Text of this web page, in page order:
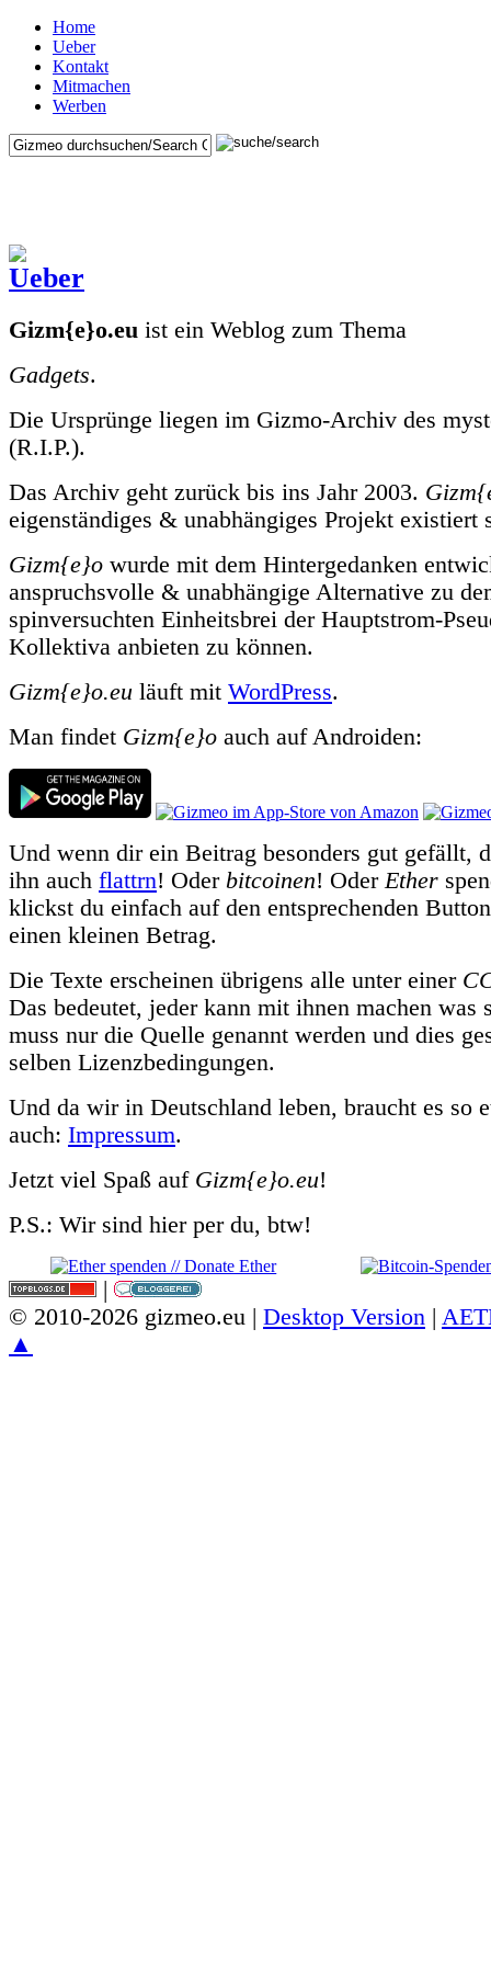
Home
Ueber
Kontakt
Mitmachen
Werben
Gizm{e}o.eu ist ein Weblog zum Thema
Gadgets.
Die Ursprünge liegen im Gizmo-Archiv des
(R.I.P.).
Das Archiv geht zurück bis ins Jahr 2003.
eigenständiges & unabhängiges Projekt existiert
Gizm{e}o wurde mit dem Hintergedanken
anspruchsvolle & unabhängige Alternative zu
spinversuchten Einheitsbrei der Hauptstrom-
Kollektiva anbieten zu können.
Gizm{e}o.eu läuft mit WordPress.
Man findet Gizm{e}o auch auf Androiden:
Und wenn dir ein Beitrag besonders gut gefällt,
ihn auch flattrn! Oder bitcoinen! OderEther
klickst du einfach auf den entsprechenden
einen kleinen Betrag.
Die Texte erscheinen übrigens alle unter einer
Das bedeutet, jeder kann mit ihnen machen was
muss nur die Quelle genannt werden und dies
selben Lizenzbedingungen.
Und da wir in Deutschland leben, braucht es so
auch: Impressum.
Jetzt viel Spaß auf Gizm{e}o.eu!
P.S.: Wir sind hier per du, btw!
|
© 2010-2026 gizmeo.eu | Desktop Version |
▲